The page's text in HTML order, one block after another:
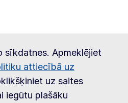
sīkdatnes. Apmeklējiet
attiecībā uz
uz saites
iegūtu plašāku